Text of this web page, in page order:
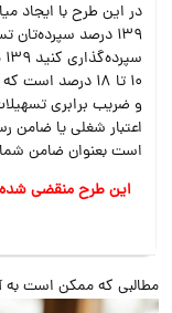
10 تا 18 درصد است
و ضریب برابری تسهیلات
است بعنوان ضامن شما
این طرح منقضی شده
که ممکن است به آن